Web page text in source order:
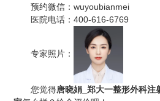
预约微信：wuyoubianmei
医院电话：400-616-6769
专家照片：
您觉得唐晓娟_郑大一整形外科注